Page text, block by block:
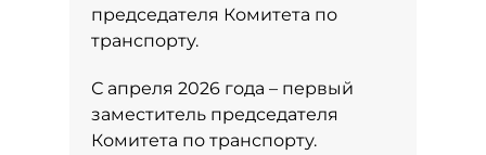
председателя Комитета по
транспорту.
С апреля 2026 года – первый
заместитель председателя
Комитета по транспорту.